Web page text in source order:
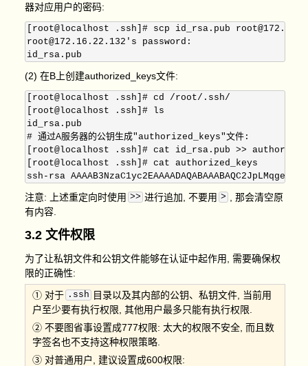
器对应用户的密码:
[root@localhost .ssh]# scp id_rsa.pub
root@172.16.22.132's password:
(2) 在B上创建authorized_keys文件:
[root@localhost .ssh]# cd /root/.ssh/
[root@localhost .ssh]# ls
id_rsa.pub
# 通过A服务器的公钥生成"authorized_keys"文件:
[root@localhost .ssh]# cat id_rsa.pub >>
[root@localhost .ssh]# cat authorized_keys
注意: 上述重定向时使用 >> 进行追加, 不要用 >
, 那会清空原
有内容.
3.2 文件权限
为了让私钥文件和公钥文件能够在认证中起作用, 需要确保权
限的正确性:
① 对于 .ssh 目录以及其内部的公钥、私钥文件, 当前用
户至少要有执行权限, 其他用户最多只能有执行权限.
② 不要图省事设置成777权限: 太大的权限不安全, 而且数
字签名也不支持这种权限策略.
③ 对普通用户, 建议设置成600权限: